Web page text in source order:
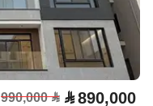
⃁890,000
⃁
990,000